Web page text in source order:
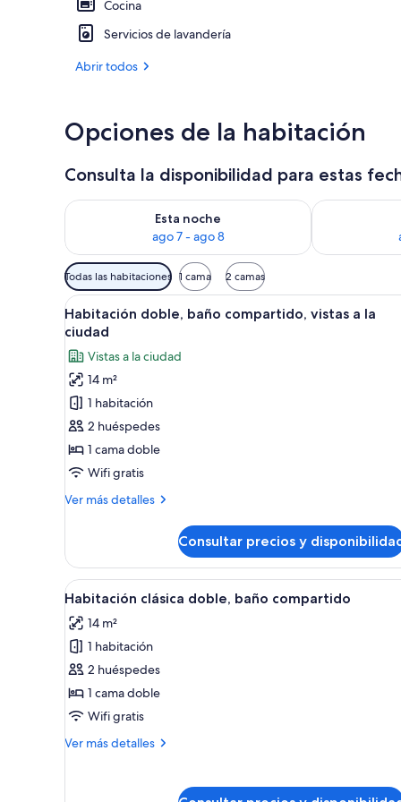
Cocina
Servicios de lavandería
Abrir todos
Opciones de la habitación
Consulta la disponibilidad para estas
Esta noche
ago 7 - ago 8
Consulta la disponibilidad para esta noche, ago 7 -
Consulta la
Filtros
disponibles
para
las
habitaciones
Todas las habitaciones 1 cama 2 camas
Abrir
todas
las
fotos
de
Habitación
doble,
baño
compartido,
a
Un dormitorio con cama,
6
Habitación doble, baño compartido, vistas a la
ciudad
Vistas a la ciudad
14 m²
1 habitación
2 huéspedes
1 cama doble
Wifi gratis
Ver más detalles
Más
doble,
baño
compartido,
a
la
ciudad
Consultar precios y
Abrir
todas
las
fotos
de
Habitación
clásica
baño
Una habitación de hotel con
4
Habitación clásica doble, baño compartido
14 m²
1 habitación
2 huéspedes
1 cama doble
Wifi gratis
Ver más detalles
Más